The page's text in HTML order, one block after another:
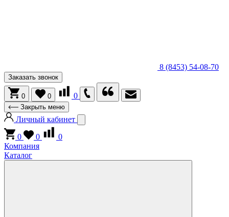
8 (8453) 54-08-70
Заказать звонок
0 0 0
Закрыть меню
Личный кабинет
0
0
0
Компания
Каталог